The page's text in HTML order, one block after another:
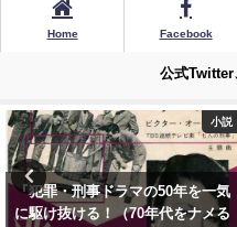
Home Facebook
公式Twitter
説 Web多事
市川大河のweb多事争論『夢
くえ』